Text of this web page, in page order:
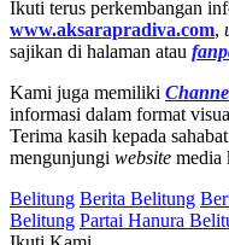
Ikuti terus perkembangan
www.aksarapradiva.com,
sajikan di halaman atau
Kami juga memiliki
informasi dalam format
Terima kasih kepada
mengunjungi website
Belitung Berita Belitung
Belitung Partai Hanura